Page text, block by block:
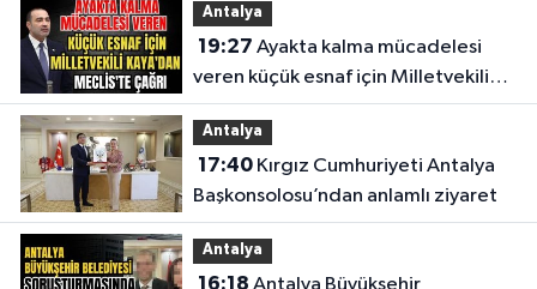
Antalya
19:27
veren küçük esnaf için Milletvekili
Kaya'dan Meclis'te çağrı
Antalya
17:40Kırgız Cumhuriyeti Antalya
Başkonsolosu’ndan anlamlı ziyaret
Antalya
16:18